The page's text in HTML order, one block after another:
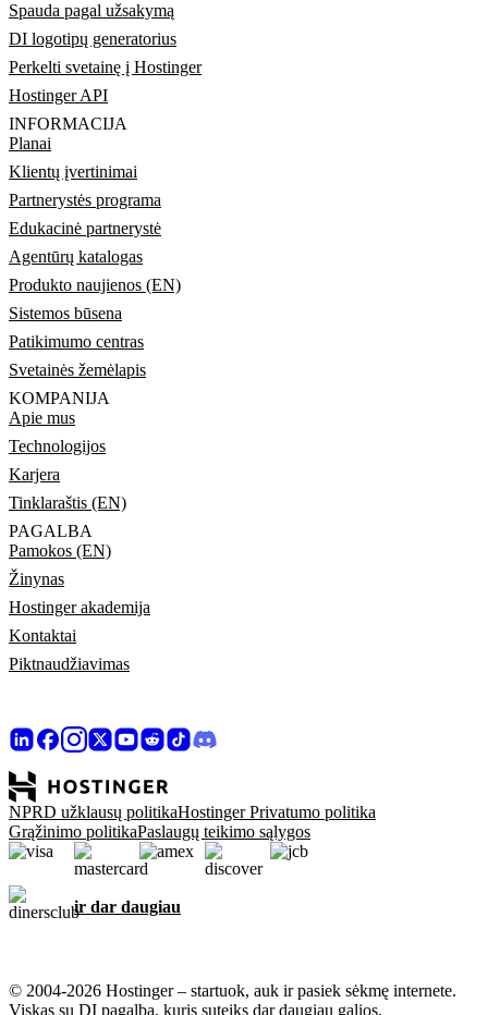
Spauda pagal užsakymą
DI logotipų generatorius
Perkelti svetainę į Hostinger
Hostinger API
INFORMACIJA
Planai
Klientų įvertinimai
Partnerystės programa
Edukacinė partnerystė
Agentūrų katalogas
Produkto naujienos (EN)
Sistemos būsena
Patikimumo centras
Svetainės žemėlapis
KOMPANIJA
Apie mus
Technologijos
Karjera
Tinklaraštis (EN)
PAGALBA
Pamokos (EN)
Žinynas
Hostinger akademija
Kontaktai
Piktnaudžiavimas
NPRD užklausų politikaHostinger Privatumo politika
Grąžinimo politikaPaslaugų teikimo sąlygos
ir dar daugiau
© 2004-2026 Hostinger – startuok, auk ir pasiek sėkmę internete.
Viskas su DI pagalba, kuris suteiks dar daugiau galios.